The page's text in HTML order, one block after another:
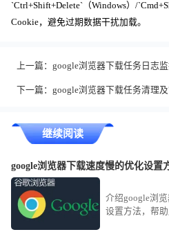
`Ctrl+Shift+Delete`（Windows）/
Cookie，避免过期数据干扰加载。
上一篇： google浏览器下载任务日志
下一篇： google浏览器下载任务清理
继续阅读
google浏览器下载速度慢的优化设置
介绍google浏
设置方法，帮